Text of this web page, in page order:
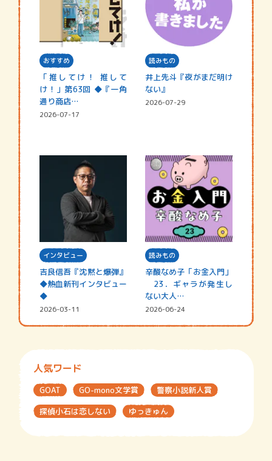
おすすめ
「推してけ！ 推して
け！」第63回 ◆『一角
通り商店…
2026-07-17
読みもの
井上先斗『夜がまだ明け
ない』
2026-07-29
インタビュー
吉良信吾『沈黙と爆弾』
◆熱血新刊インタビュー
◆
2026-03-11
読みもの
辛酸なめ子「お金入門」
23．ギャラが発生し
ない大人…
2026-06-24
人気ワード
GOAT GO-mono文学賞
警察小説新人賞
探偵小石は恋しない
ゆっきゅん